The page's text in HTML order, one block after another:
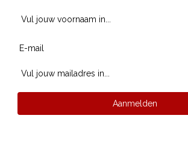
E-mail
Aanmelden